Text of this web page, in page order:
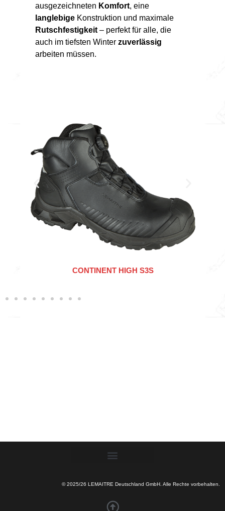
ausgezeichneten Komfort, eine
langlebige Konstruktion und maximale
Rutschfestigkeit– perfekt für alle, die
auch im tiefsten Winter zuverlässig
arbeiten müssen.
CONTINENT HIGH S3S
© 2025/26 LEMAITRE Deutschland GmbH. Alle Rechte vorbehalten.